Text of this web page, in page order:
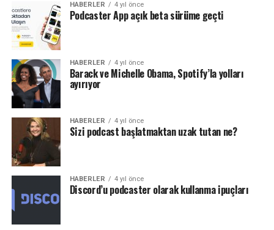
HABERLER 4 yıl önce
Podcaster App açık beta sürüme geçti
HABERLER 4 yıl önce
Barack ve Michelle Obama, Spotify’la yolları
ayırıyor
HABERLER 4 yıl önce
Sizi podcast başlatmaktan uzak tutan ne?
HABERLER 4 yıl önce
Discord’u podcaster olarak kullanma ipuçları